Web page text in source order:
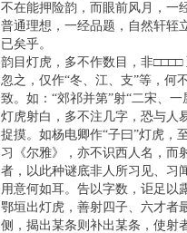
不在能押险韵，而眼前风月，一
普通理想，一经品题，自然轩轾
已矣乎。
韵目灯虎，多不作数目，非
忽之，仅作“冬、江、支”等，何
致。如：“郊祁并第”射“二宋、
灯虎射白，多不注几字，恐与人
捉摸。如杨电卿作“子曰”灯虎，
习《尔雅》，亦不识西人名，而
者，以此种谜底非人所习见、习
用意何如耳。告以字数，讵足以
鄂垣出灯虎，善射四子、六才者
侧，揭出某条则补出某条，使射